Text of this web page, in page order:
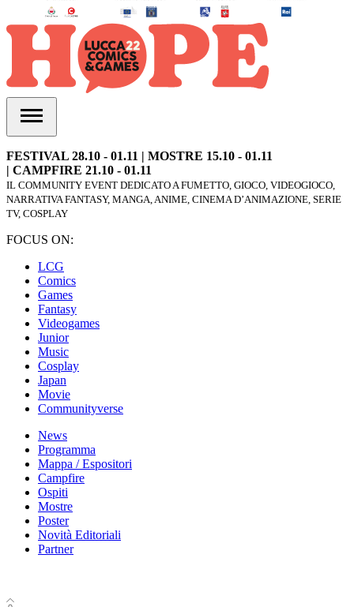
FESTIVAL 28.10 - 01.11 | MOSTRE 15.10 - 01.11
| CAMPFIRE 21.10 - 01.11
IL COMMUNITY EVENT DEDICATO A FUMETTO, GIOCO, VIDEOGIOCO,
NARRATIVA FANTASY, MANGA, ANIME, CINEMA D’ANIMAZIONE, SERIE
TV, COSPLAY
FOCUS ON:
LCG
Comics
Games
Fantasy
Videogames
Junior
Music
Cosplay
Japan
Movie
Communityverse
News
Programma
Mappa / Espositori
Campfire
Ospiti
Mostre
Poster
Novità Editoriali
Partner